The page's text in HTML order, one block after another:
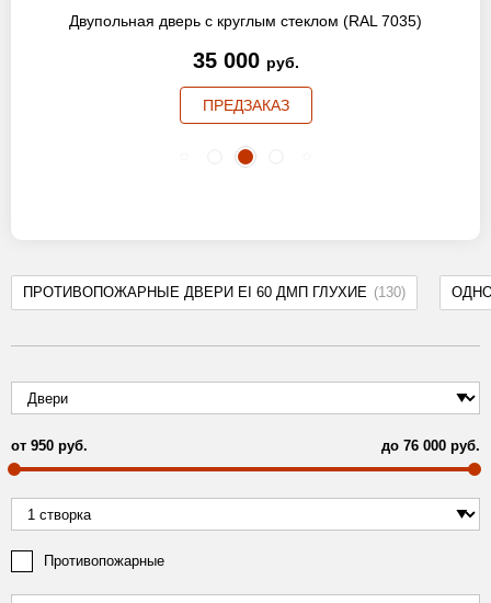
ПРОТИВОПОЖАРНЫЕ ДВЕРИ EI 60 ДМП ГЛУХИЕ (130)
от 950 руб. до 76 000 руб.
Противопожарные
Двупольная дверь с круглым стеклом (RAL 7035)
35 000 руб.
ПРЕДЗАКАЗ